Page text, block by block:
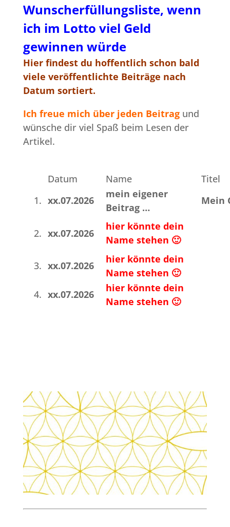
Wunscherfüllungsliste, wenn
ich im Lotto viel Geld
gewinnen würde
Hier findest du hoffentlich schon bald
viele veröffentlichte Beiträge nach
Datum sortiert.
Ich freue mich über jeden Beitrag und
wünsche dir viel Spaß beim Lesen der
Artikel.
Datum Name
Titel
1. xx.07.2026
mein eigener
Beitrag …
Mein
2. xx.07.2026
hier könnte dein
Name stehen 🙂
3. xx.07.2026
hier könnte dein
Name stehen 🙂
4. xx.07.2026
hier könnte dein
Name stehen 🙂